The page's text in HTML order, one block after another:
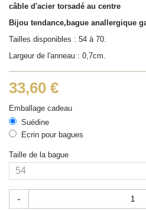
câble d'acier torsadé au centre
Bijou tendance,bague anallergique
Tailles disponibles : 54 à 70.
Largeur de l'anneau : 0,7cm.
33,60 €
Emballage cadeau
Suédine
Ecrin pour bagues
Taille de la bague
-